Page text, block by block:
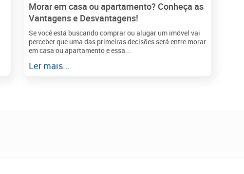
Morar em casa ou apartamento? Conheça as
Vantagens e Desvantagens!
Se você está buscando comprar ou alugar um imóvel vai
perceber que uma das primeiras decisões será entre morar
em casa ou apartamento e essa...
Ler mais...